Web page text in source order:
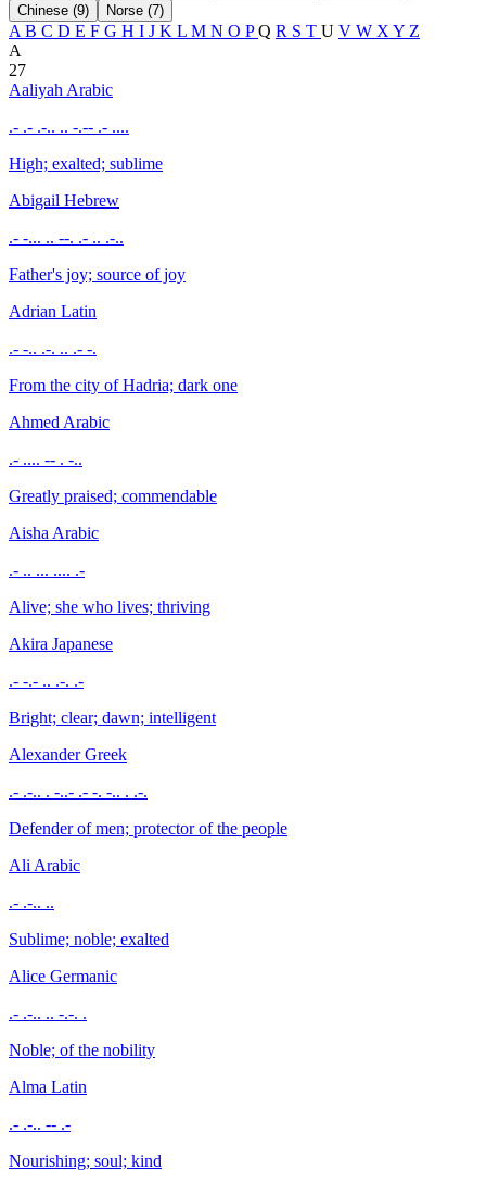
Chinese (9)
Norse (7)
A B C D E F G H I J K L M N O PQ R S T U V W X Y Z
A
27
Aaliyah Arabic
.- .- .-.. .. -.-- .- ....
High; exalted; sublime
Abigail Hebrew
.- -... .. --. .- .. .-..
Father's joy; source of joy
Adrian Latin
.- -.. .-. .. .- -.
From the city of Hadria; dark one
Ahmed Arabic
.- .... -- . -..
Greatly praised; commendable
Aisha Arabic
.- .. ... .... .-
Alive; she who lives; thriving
Akira Japanese
.- -.- .. .-. .-
Bright; clear; dawn; intelligent
AlexanderGreek
.- .-.. . -..- .- -. -.. . .-.
Defender of men; protector of the people
Ali Arabic
.- .-.. ..
Sublime; noble; exalted
Alice Germanic
.- .-.. .. -.-. .
Noble; of the nobility
Alma Latin
.- .-.. -- .-
Nourishing; soul; kind